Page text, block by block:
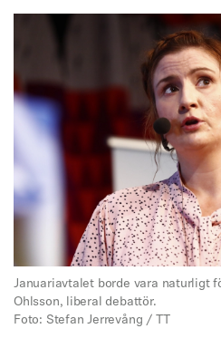
Januariavtalet borde vara naturligt
Ohlsson, liberal debattör.
Foto: Stefan Jerrevång / TT